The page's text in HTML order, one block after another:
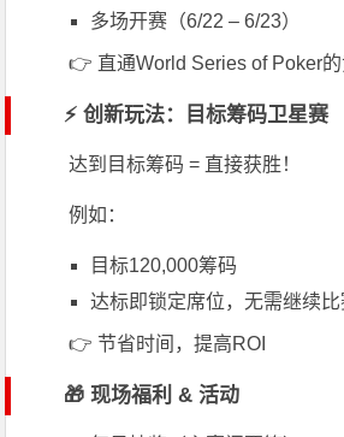
多场开赛（6/22 – 6/23）
👉 直通World Series of Poker
⚡ 创新玩法：目标筹码卫星赛
达到目标筹码 = 直接获胜！
例如：
目标120,000筹码
达标即锁定席位，无需继续比
👉 节省时间，提高ROI
🎁 现场福利 & 活动